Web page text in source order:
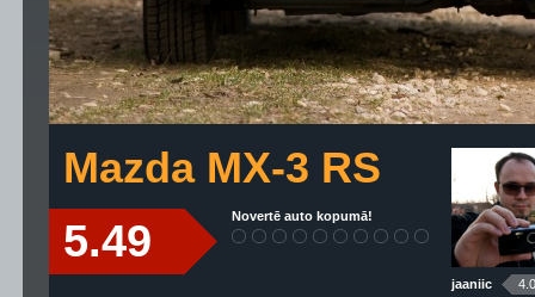
Mazda MX-3 RS
5.49 Novertē auto kopumā!
jaaniic